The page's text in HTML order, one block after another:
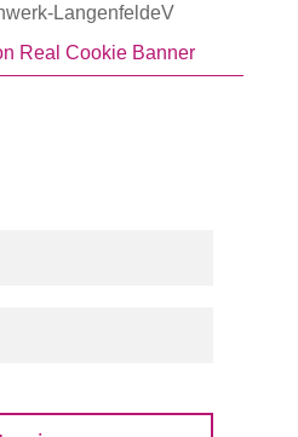
Real Cookie Banner